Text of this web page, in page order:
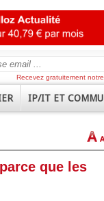
Recevez gratuitement
IP/IT ET
que les